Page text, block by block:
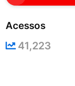
Acessos
41,223